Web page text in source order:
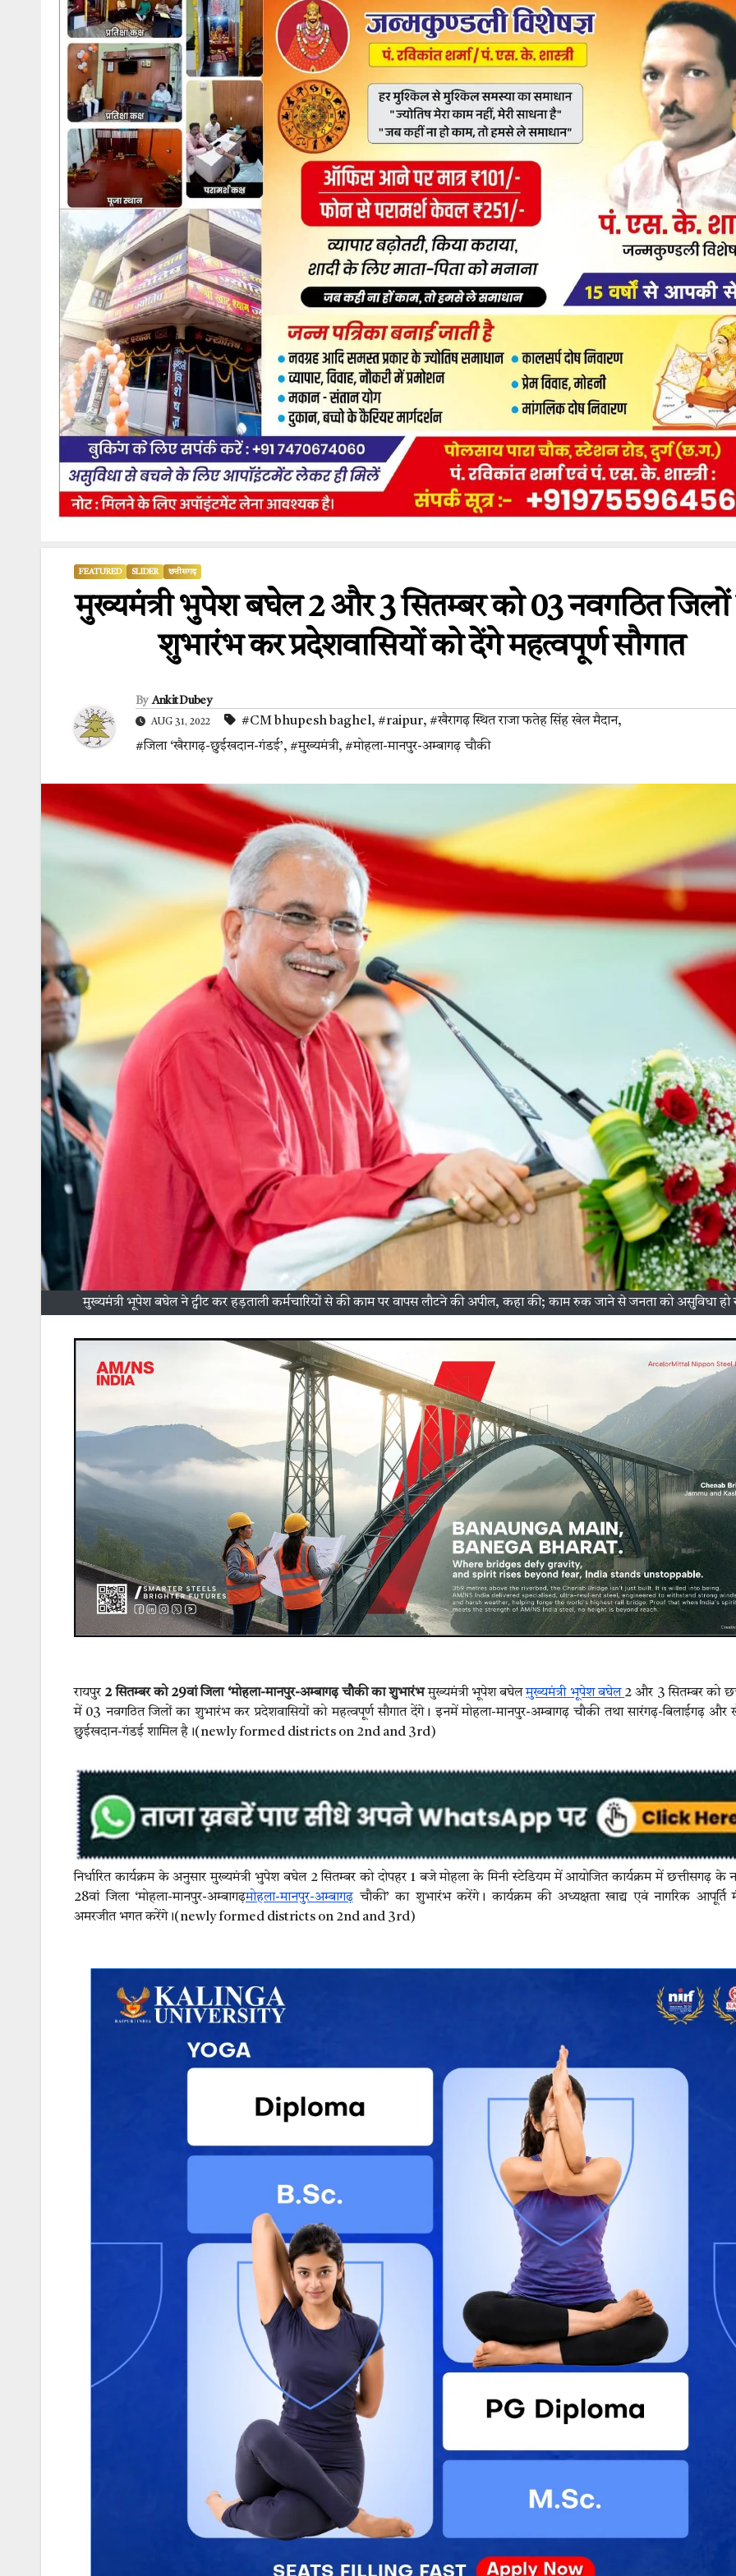
FEATURED SLIDER छत्तीसगढ़
मुख्यमंत्री भुपेश बघेल 2 और 3 सितम्बर को 03 नवगठित जिलों
शुभारंभ कर प्रदेशवासियों को देंगे महत्वपूर्ण सौगात
By Ankit Dubey
AUG 31, 2022 #CM bhupesh baghel, #raipur, #खैरागढ़ स्थित राजा फतेह सिंह खेल मैदान,
#जिला ‘खैरागढ़-छुईखदान-गंडई’, #मुख्यमंत्री, #मोहला-मानपुर-अम्बागढ़ चौकी
मुख्यमंत्री भूपेश बघेल ने ट्वीट कर हड़ताली कर्मचारियों से की काम पर वापस लौटने की अपील, कहा की; काम रुक जाने से जनता को असुविधा हो
रायपुर 2 सितम्बर को 29वां जिला ‘मोहला-मानपुर-अम्बागढ़ चौकी का शुभारंभमुख्यमंत्री भूपेश बघेलमुख्यमंत्री भूपेश बघेल 2 और 3 सितम्बर को
में 03 नवगठित जिलों का शुभारंभ कर प्रदेशवासियों को महत्वपूर्ण सौगात देंगे। इनमें मोहला-मानपुर-अम्बागढ़ चौकी तथा सारंगढ़-बिलाईगढ़ और
छुईखदान-गंडई शामिल है।(newly formed districts on 2nd and 3rd)
निर्धारित कार्यक्रम के अनुसार मुख्यमंत्री भुपेश बघेल 2 सितम्बर को दोपहर 1 बजे मोहला के मिनी स्टेडियम में आयोजित कार्यक्रम में छत्तीसगढ़ के
28वां जिला ‘मोहला-मानपुर-अम्बागढ़मोहला-मानपुर-अम्बागढ़ चौकी’ का शुभारंभ करेंगे। कार्यक्रम की अध्यक्षता खाद्य एवं नागरिक आपूर्ति
अमरजीत भगत करेंगे।(newly formed districts on 2nd and 3rd)